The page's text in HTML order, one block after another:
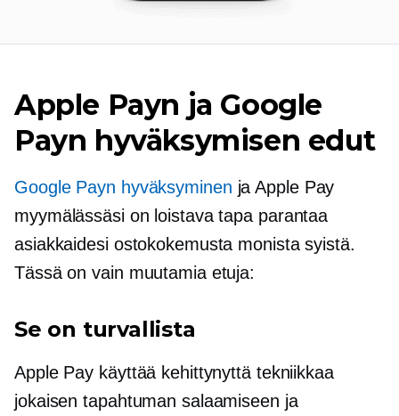
Apple Payn ja Google
Payn hyväksymisen edut
Google Payn hyväksyminen ja Apple Pay
myymälässäsi on loistava tapa parantaa
asiakkaidesi ostokokemusta monista syistä.
Tässä on vain muutamia etuja:
Se on turvallista
Apple Pay käyttää kehittynyttä tekniikkaa
jokaisen tapahtuman salaamiseen ja